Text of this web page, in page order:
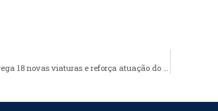
Governo do Maranhão entrega 18 novas viaturas e reforça atuação do Corpo de Bombeiros no estado